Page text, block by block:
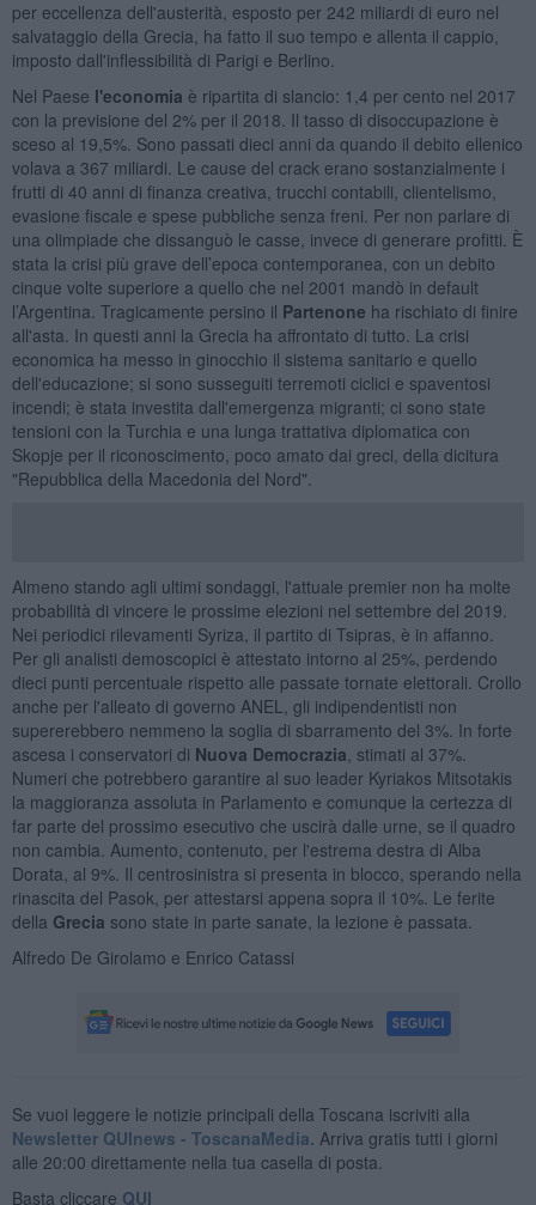
per eccellenza dell'austerità, esposto per 242 miliardi di euro nel
salvataggio della Grecia, ha fatto il suo tempo e allenta il cappio,
imposto dall'inflessibilità di Parigi e Berlino.
Nel Paese l'economia è ripartita di slancio: 1,4 per cento nel 2017
con la previsione del 2% per il 2018. Il tasso di disoccupazione è
sceso al 19,5%. Sono passati dieci anni da quando il debito ellenico
volava a 367 miliardi. Le cause del crack erano sostanzialmente i
frutti di 40 anni di finanza creativa, trucchi contabili, clientelismo,
evasione fiscale e spese pubbliche senza freni. Per non parlare di
una olimpiade che dissanguò le casse, invece di generare profitti. È
stata la crisi più grave dell’epoca contemporanea, con un debito
cinque volte superiore a quello che nel 2001 mandò in default
l’Argentina. Tragicamente persino il Partenone ha rischiato di finire
all'asta. In questi anni la Grecia ha affrontato di tutto. La crisi
economica ha messo in ginocchio il sistema sanitario e quello
dell'educazione; si sono susseguiti terremoti ciclici e spaventosi
incendi; è stata investita dall'emergenza migranti; ci sono state
tensioni con la Turchia e una lunga trattativa diplomatica con
Skopje per il riconoscimento, poco amato dai greci, della dicitura
"Repubblica della Macedonia del Nord".
Almeno stando agli ultimi sondaggi, l'attuale premier non ha molte
probabilità di vincere le prossime elezioni nel settembre del 2019.
Nei periodici rilevamenti Syriza, il partito di Tsipras, è in affanno.
Per gli analisti demoscopici è attestato intorno al 25%, perdendo
dieci punti percentuale rispetto alle passate tornate elettorali. Crollo
anche per l'alleato di governo ANEL, gli indipendentisti non
supererebbero nemmeno la soglia di sbarramento del 3%. In forte
ascesa i conservatori di Nuova Democrazia , stimati al 37%.
Numeri che potrebbero garantire al suo leader Kyriakos Mitsotakis
la maggioranza assoluta in Parlamento e comunque la certezza di
far parte del prossimo esecutivo che uscirà dalle urne, se il quadro
non cambia. Aumento, contenuto, per l'estrema destra di Alba
Dorata, al 9%. Il centrosinistra si presenta in blocco, sperando nella
rinascita del Pasok, per attestarsi appena sopra il 10%. Le ferite
della Grecia sono state in parte sanate, la lezione è passata.
Alfredo De Girolamo e Enrico Catassi
Se vuoi leggere le notizie principali della Toscana iscriviti alla
Newsletter QUInews - ToscanaMedia. Arriva gratis tutti i giorni
alle 20:00 direttamente nella tua casella di posta.
Basta cliccare QUI